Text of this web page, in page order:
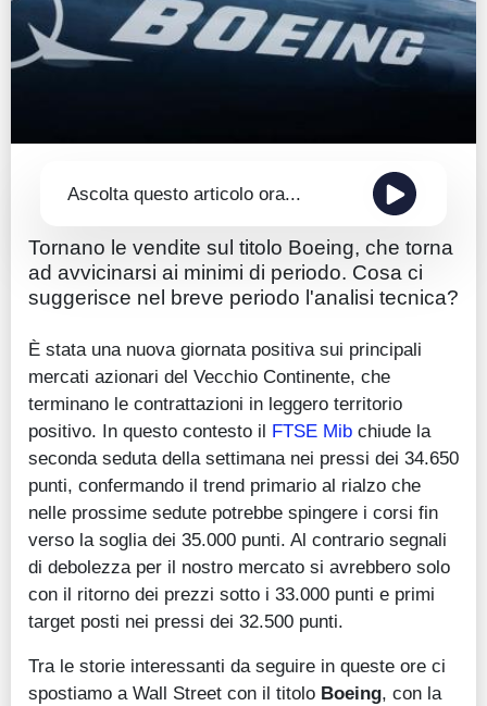
Ascolta questo articolo ora...
Tornano le vendite sul titolo Boeing, che torna
ad avvicinarsi ai minimi di periodo. Cosa ci
suggerisce nel breve periodo l'analisi tecnica?
È stata una nuova giornata positiva sui principali
mercati azionari del Vecchio Continente, che
terminano le contrattazioni in leggero territorio
positivo. In questo contesto il FTSE Mib chiude la
seconda seduta della settimana nei pressi dei 34.650
punti, confermando il trend primario al rialzo che
nelle prossime sedute potrebbe spingere i corsi fin
verso la soglia dei 35.000 punti. Al contrario segnali
di debolezza per il nostro mercato si avrebbero solo
con il ritorno dei prezzi sotto i 33.000 punti e primi
target posti nei pressi dei 32.500 punti.
Tra le storie interessanti da seguire in queste ore ci
spostiamo a Wall Street con il titolo Boeing, con la